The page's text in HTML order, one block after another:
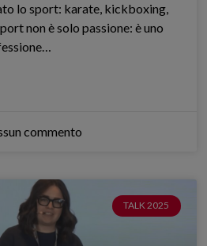
lo sport: karate, kickboxing,
non è solo passione: è uno
commento
TALK 2025